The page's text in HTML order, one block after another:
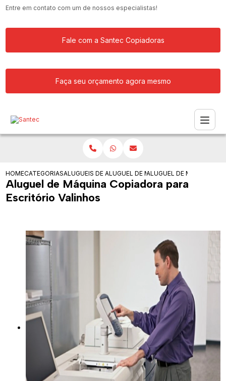
Entre em contato com um de nossos especialistas!
Fale com a Santec Copiadoras
Faça seu orçamento agora mesmo
HOMECATEGORIASALUGUEIS DE COPIADORASALUGUEL DE MAQUINA COPIADORA
ALUGUEL DE MAQUINA
Aluguel de Máquina Copiadora para
Escritório Valinhos